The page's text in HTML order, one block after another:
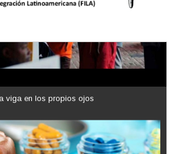
viga en los propios ojos